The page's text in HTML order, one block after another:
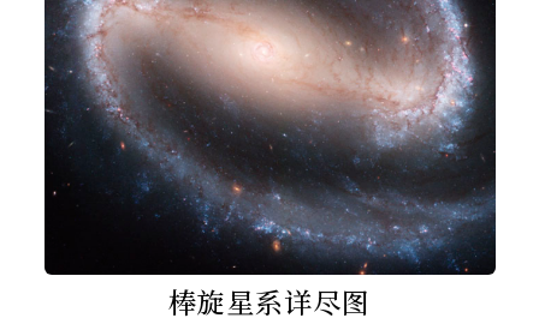
棒旋星系详尽图